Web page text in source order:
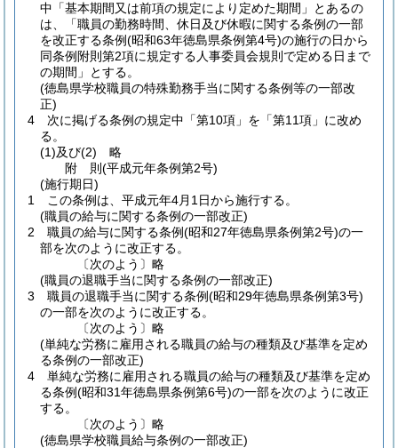
中「基本期間又は前項の規定により定めた期間」とあるの
は、「職員の勤務時間、休日及び休暇に関する条例の一部
を改正する条例(昭和63年徳島県条例第4号)の施行の日から
同条例附則第2項に規定する人事委員会規則で定める日まで
の期間」とする。
(徳島県学校職員の特殊勤務手当に関する条例等の一部改
正)
4
次に掲げる条例の規定中「第10項」を「第11項」に改め
る。
(1)及び(2)
略
附 則(平成元年条例第2号)
(施行期日)
1
この条例は、平成元年4月1日から施行する。
(職員の給与に関する条例の一部改正)
2
職員の給与に関する条例(昭和27年徳島県条例第2号)の一
部を次のように改正する。
〔次のよう〕略
(職員の退職手当に関する条例の一部改正)
3
職員の退職手当に関する条例(昭和29年徳島県条例第3号)
の一部を次のように改正する。
〔次のよう〕略
(単純な労務に雇用される職員の給与の種類及び基準を定め
る条例の一部改正)
4
単純な労務に雇用される職員の給与の種類及び基準を定め
る条例(昭和31年徳島県条例第6号)の一部を次のように改正
する。
〔次のよう〕略
(徳島県学校職員給与条例の一部改正)